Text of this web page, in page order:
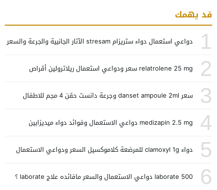
قد يهمك
1 دواعي استعمال دواء ستريزام stresam الآثار الجانبية والجرعة والسعر
2 relatrolene 25 mg سعر ودواعي استعمال ريلاترولين أقراص
3 سعر danset ampoule 2ml وجرعة دانست حقن 4 مجم للاطفال
4 medizapin 2.5 mg دواعي الاستعمال وفوائد دواء ميديزابين
5 دواء clamoxyl 1g للمرضعة كلاموكسيل السعر ودواعي الاستعمال
6 laborate 500 دواعي الاستعمال والسعر مافائده علاج laborate ؟